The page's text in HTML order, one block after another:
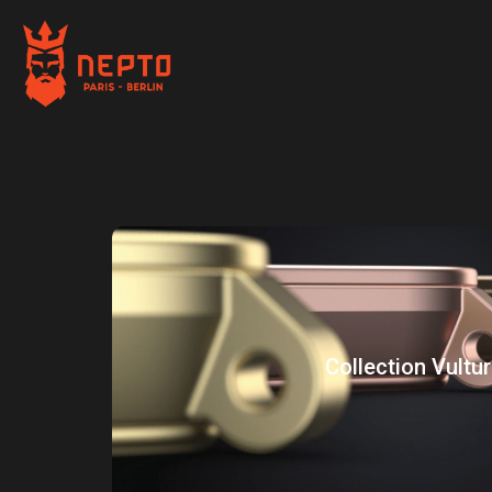
Collection
Collection
Le concept de la montre Vultura est
extraordinaire et un design